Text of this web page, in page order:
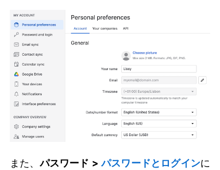
また、パスワード >パスワードとログインに